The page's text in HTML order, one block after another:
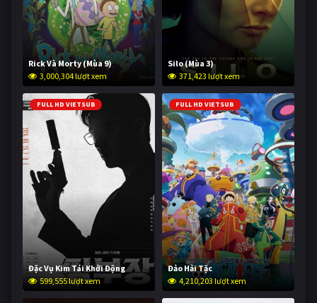
Rick Và Morty (Mùa 9)
3,000,304 lượt xem
Silo (Mùa 3)
371,423 lượt xem
FULL HD VIETSUB
Đặc Vụ Kim Tái Khởi Động
599,555 lượt xem
FULL HD VIETSUB
Đảo Hải Tặc
4,210,203 lượt xem